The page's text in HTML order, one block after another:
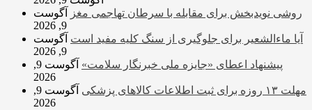
روشی نویدبخش برای مقابله با سرطان تهاجمی مغز
آگوست
9, 2026
آیا ماءالشعیر برای جلوگیری از سنگ کلیه مفید است آگوست
9, 2026
پیشنهاد اعطای «جایزه ملی خبرنگار سلامت»
آگوست 9,
2026
مهلت ۱۳ روزه برای ثبت اطلاعات کالاهای پزشکی
آگوست 9,
2026